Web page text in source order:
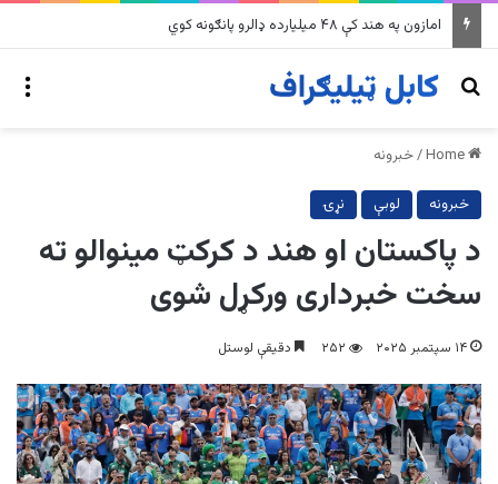
په وینزویلا کې زورورو زلزلو پراخ زیانونه اړولي
Search for
/خبرونه
خبرونه لوبې نړۍ
د پاکستان او هند د کرکټ مینوالو ته
سخت خبرداری ورکړل شوی
۱۴ سپتمبر ۲۰۲۵ ۲۵۲ دقیقې لوستل